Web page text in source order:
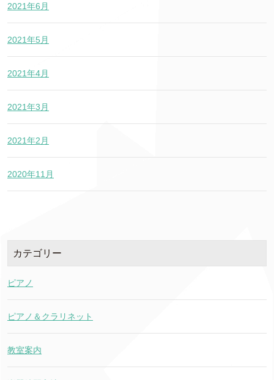
2021年6月
2021年5月
2021年4月
2021年3月
2021年2月
2020年11月
カテゴリー
ピアノ
ピアノ＆クラリネット
教室案内